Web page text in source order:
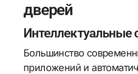
дверей
Интеллектуальные
Большинство
приложений и